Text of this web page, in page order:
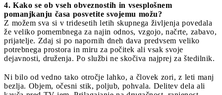
4. Kako se ob vseh obveznostih in vsesplošnem
pomanjkanju časa posvetite svojemu možu?
Z možem sva si v tridesetih letih skupnega življenja povedala
že veliko pomembnega za najin odnos, vzgojo, načrte, zabavo,
prijatelje. Zdaj si po napornih dneh dava predvsem veliko
potrebnega prostora in miru za počitek ali vsak svoje
dejavnosti, druženja. Po službi ne skočiva najprej za štedilnik.
Ni bilo od vedno tako otročje lahko, a človek zori, z leti manj
bezlja. Objem, očesni stik, poljub, pohvala. Delitev dela ali